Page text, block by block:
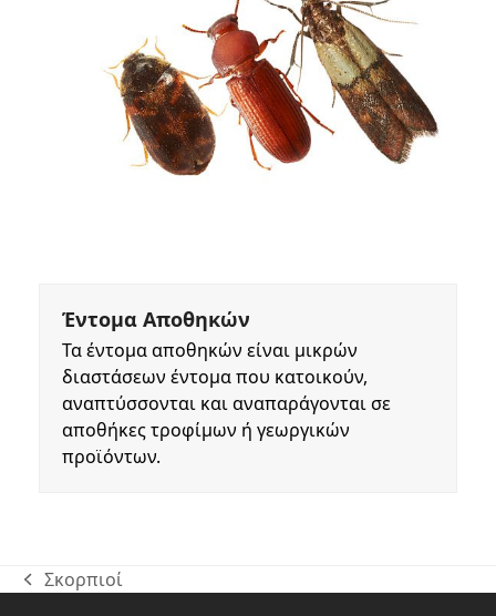
Έντομα Αποθηκών
Τα έντομα αποθηκών είναι μικρών
διαστάσεων έντομα που κατοικούν,
αναπτύσσονται και αναπαράγονται σε
αποθήκες τροφίμων ή γεωργικών
προϊόντων.
previous
Σκορπιοί